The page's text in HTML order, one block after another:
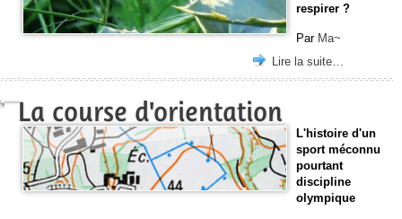
respirer ?
Par Ma~
Lire la suite…
La course d'orientation
L'histoire d'un
sport méconnu
pourtant
discipline
olympique